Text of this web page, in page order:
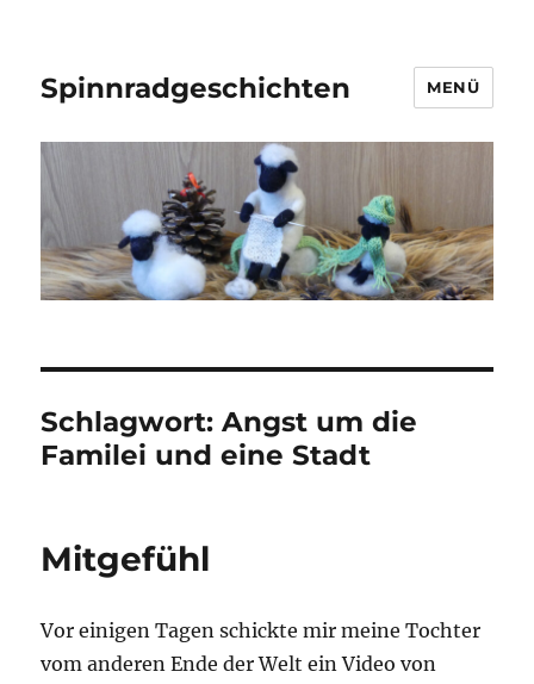
Spinnradgeschichten MENÜ
Schlagwort:Angst um die
Familei und eine Stadt
Mitgefühl
Vor einigen Tagen schickte mir meine Tochter
vom anderen Ende der Welt ein Video von